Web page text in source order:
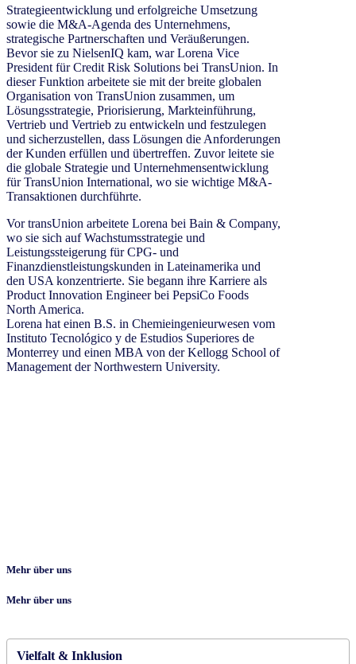
Strategieentwicklung und erfolgreiche Umsetzung
sowie die M&A-Agenda des Unternehmens,
strategische Partnerschaften und Veräußerungen.
Bevor sie zu NielsenIQ kam, war Lorena Vice
President für Credit Risk Solutions bei TransUnion. In
dieser Funktion arbeitete sie mit der breite globalen
Organisation von TransUnion zusammen, um
Lösungsstrategie, Priorisierung, Markteinführung,
Vertrieb und Vertrieb zu entwickeln und festzulegen
und sicherzustellen, dass Lösungen die Anforderungen
der Kunden erfüllen und übertreffen. Zuvor leitete sie
die globale Strategie und Unternehmensentwicklung
für TransUnion International, wo sie wichtige M&A-
Transaktionen durchführte.
Vor transUnion arbeitete Lorena bei Bain & Company,
wo sie sich auf Wachstumsstrategie und
Leistungssteigerung für CPG- und
Finanzdienstleistungskunden in Lateinamerika und
den USA konzentrierte. Sie begann ihre Karriere als
Product Innovation Engineer bei PepsiCo Foods
North America.
Lorena hat einen B.S. in Chemieingenieurwesen vom
Instituto Tecnológico y de Estudios Superiores de
Monterrey und einen MBA von der Kellogg School of
Management der Northwestern University.
Mehr über uns
Mehr über uns
Vielfalt & Inklusion